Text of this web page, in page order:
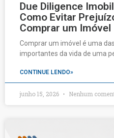
Due Diligence
Como Evitar
Comprar um Imóvel
Comprar um imóvel é uma
importantes da vida de uma
CONTINUE LENDO»
junho 15, 2026 Nenhum